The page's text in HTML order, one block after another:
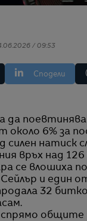
/ 09:53
Сподели
около 6% за
силен натиск
връх над
се влошиха
и един
32
общите